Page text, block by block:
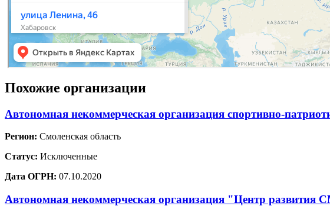
Похожие организации
Автономная некоммерческая организация спортивно-
Регион: Смоленская область
Статус: Исключенные
Дата ОГРН: 07.10.2020
Автономная некоммерческая организация "Центр